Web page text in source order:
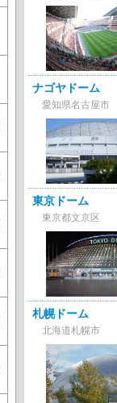
ナゴヤドーム
愛知県名古屋市
東京ドーム
東京都文京区
札幌ドーム
北海道札幌市